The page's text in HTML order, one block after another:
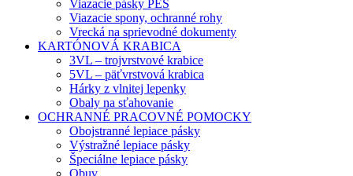
Viazacie pásky PES
Viazacie spony, ochranné rohy
Vrecká na sprievodné dokumenty
KARTÓNOVÁ KRABICA
3VL – trojvrstvové krabice
5VL – päťvrstvová krabica
Hárky z vlnitej lepenky
Obaly na sťahovanie
OCHRANNÉ PRACOVNÉ POMOCKY
Obojstranné lepiace pásky
Výstražné lepiace pásky
Špeciálne lepiace pásky
Obuv